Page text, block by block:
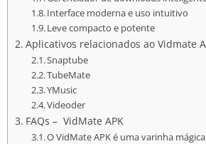
Interface moderna e uso intuitivo
Leve compacto e potente
Aplicativos relacionados ao Vidmate
Snaptube
TubeMate
YMusic
Videoder
FAQs – VidMate APK
O VidMate APK é uma varinha